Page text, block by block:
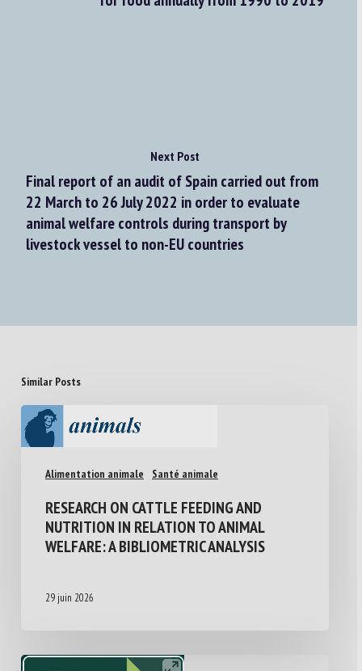
Next Post
Final report of an audit of Spain carried out from
22 March to 26 July 2022 in order to evaluate
animal welfare controls during transport by
livestock vessel to non-EU countries
Similar Posts
Alimentation animale Santé animale
RESEARCH ON CATTLE FEEDING AND
NUTRITION IN RELATION TO ANIMAL
WELFARE: A BIBLIOMETRIC ANALYSIS
29 juin 2026